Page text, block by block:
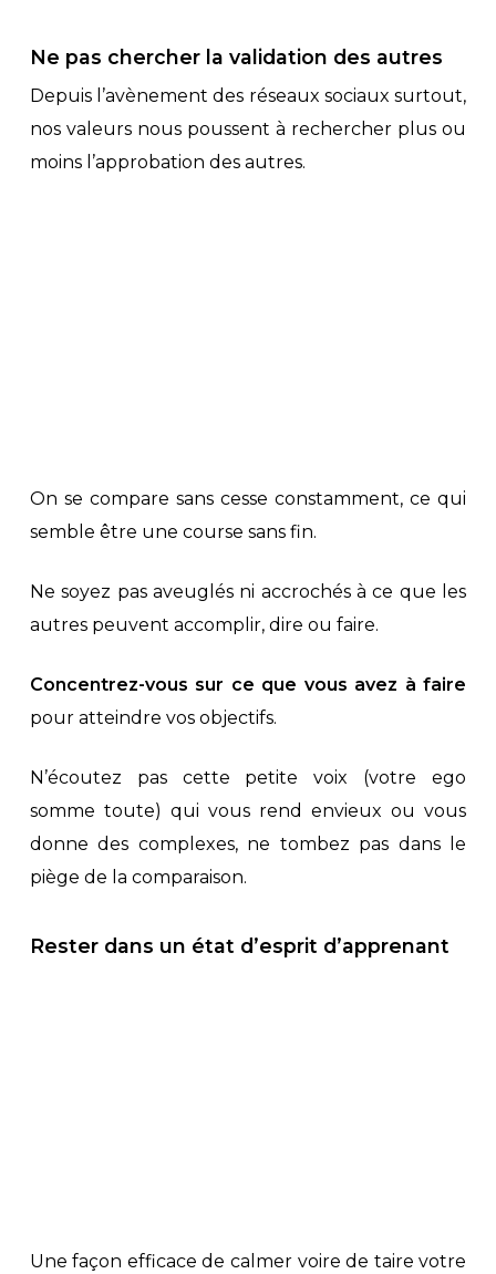
Ne pas chercher la validation des autres
Depuis l’avènement des réseaux sociaux surtout,
nos valeurs nous poussent à rechercher plus ou
moins l’approbation des autres.
On se compare sans cesse constamment, ce qui
semble être une course sans fin.
Ne soyez pas aveuglés ni accrochés à ce que les
autres peuvent accomplir, dire ou faire.
Concentrez-vous sur ce que vous avez à faire
pour atteindre vos objectifs.
N’écoutez pas cette petite voix (votre ego
somme toute) qui vous rend envieux ou vous
donne des complexes, ne tombez pas dans le
piège de la comparaison.
Rester dans un état d’esprit d’apprenant
Une façon efficace de calmer voire de taire votre